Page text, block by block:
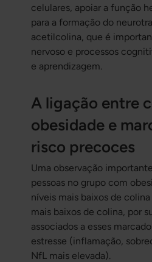
celulares, apoiar a função
para a formação do
acetilcolina, que é
nervoso e processos
e aprendizagem.
A ligação entre
obesidade e
risco precoces
Uma observação
pessoas no grupo com
níveis mais baixos de
mais baixos de colina, por
associados a esses
estresse (inflamação,
NfL mais elevada).